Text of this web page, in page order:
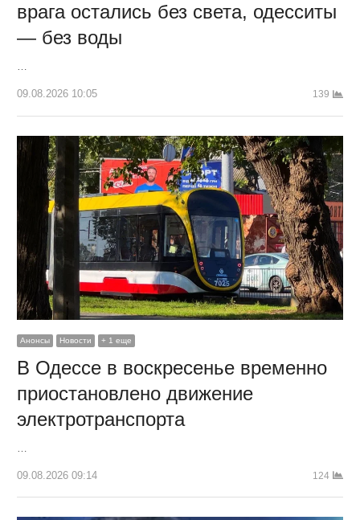
врага остались без света, одесситы
— без воды
…
09.08.2026 10:05 139
Анонсы Новости + 1 еще
В Одессе в воскресенье временно
приостановлено движение
электротранспорта
09.08.2026 09:14 124